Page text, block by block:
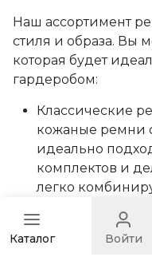
Наш ассортимент
стиля и образа. Вы
которая будет
гардеробом:
Классические
кожаные ремни
идеально
комплектов и
легко
Спортивные
Каталог Войти